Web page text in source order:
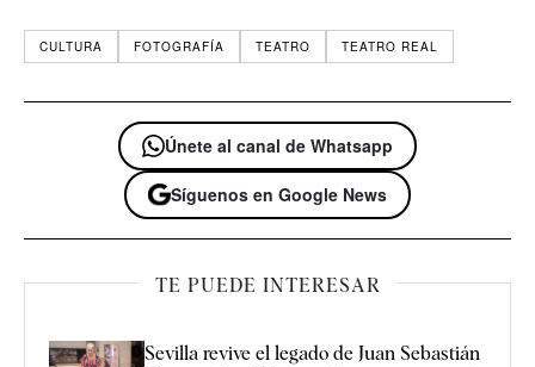
CULTURA FOTOGRAFÍA TEATRO TEATRO REAL
Únete al canal de Whatsapp
Síguenos en Google News
TE PUEDE INTERESAR
Sevilla revive el legado de Juan Sebastián